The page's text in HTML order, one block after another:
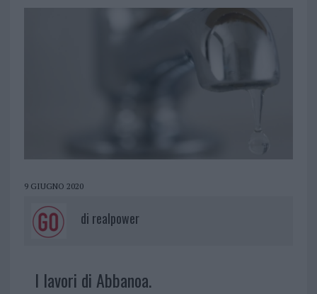
9 GIUGNO 2020
di realpower
I lavori di Abbanoa.